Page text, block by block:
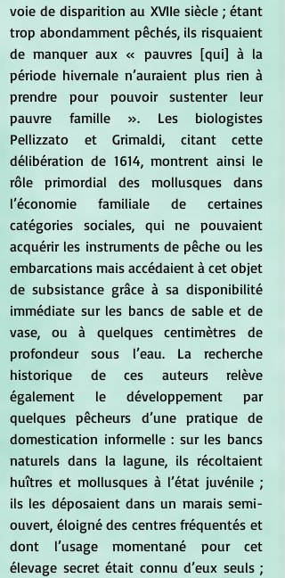
voie de disparition au XVIIe siècle ; étant
trop abondamment pêchés, ils risquaient
de manquer aux « pauvres [qui] à la
période hivernale n’auraient plus rien à
prendre pour pouvoir sustenter leur
pauvre famille ». Les biologistes
Pellizzato et Grimaldi, citant cette
délibération de 1614, montrent ainsi le
rôle primordial des mollusques dans
l’économie familiale de certaines
catégories sociales, qui ne pouvaient
acquérir les instruments de pêche ou les
embarcations mais accédaient à cet objet
de subsistance grâce à sa disponibilité
immédiate sur les bancs de sable et de
vase, ou à quelques centimètres de
profondeur sous l’eau. La recherche
historique de ces auteurs relève
également le développement par
quelques pêcheurs d’une pratique de
domestication informelle : sur les bancs
naturels dans la lagune, ils récoltaient
huîtres et mollusques à l’état juvénile ;
ils les déposaient dans un marais semi-
ouvert, éloigné des centres fréquentés et
dont l’usage momentané pour cet
élevage secret était connu d’eux seuls ;